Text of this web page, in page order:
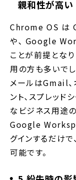
親和性が高い
Chrome OS は
や、 Google
ことが前提とな
用の方も多いで
メールはGmail
ント、スプレッド
なビジネス用途
Google
グインするだけ
可能です。